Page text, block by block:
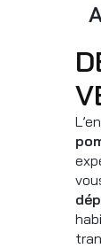
DÉPANNAGE POMPE À CHALEUR À